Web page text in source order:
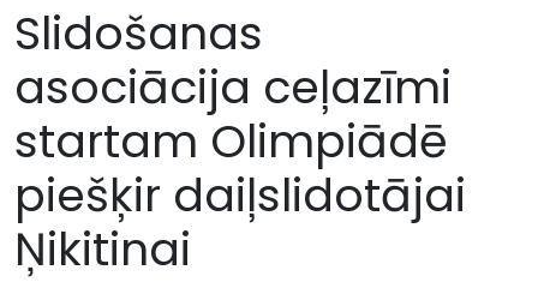
Slidošanas
asociācija ceļazīmi
startam Olimpiādē
piešķir daiļslidotājai
Ņikitinai